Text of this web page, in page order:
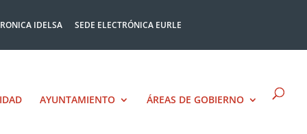
IDELSA
SEDE ELECTRÓNICA EURLE
AYUNTAMIENTO ÁREAS DE GOBIERNO